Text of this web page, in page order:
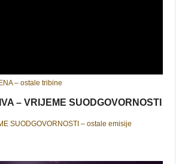
– ostale tribine
– VRIJEME SUODGOVORNOSTI
SUODGOVORNOSTI – ostale emisije